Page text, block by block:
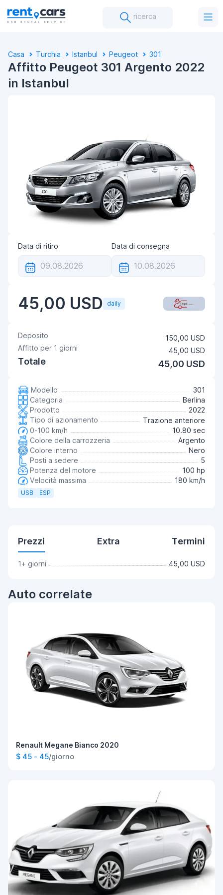
ricerca
Casa Turchia Istanbul Peugeot 301
Affitto Peugeot 301 Argento 2022
in Istanbul
Data di ritiro Data di consegna
45,00 USD daily
Deposito
150,00 USD
Affitto per 1 giorni 45,00 USD
Totale 45,00 USD
Modello
301
Categoria
Berlina
Prodotto
2022
Tipo di azionamento
Trazione anteriore
0-100 km/h
10.80 sec
Colore della carrozzeria
Argento
Colore interno
Nero
Posti a sedere
5
Potenza del motore
100 hp
Velocità massima
180 km/h
USB ESP
Prezzi Extra Termini
1+ giorni 45,00 USD
Auto correlate
Renault Megane Bianco 2020
$ 45 - 45/giorno